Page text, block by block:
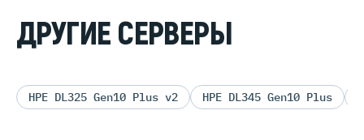
ДРУГИЕ СЕРВЕРЫ
HPE DL325 Gen10 Plus v2 HPE DL345 Gen10 Plus